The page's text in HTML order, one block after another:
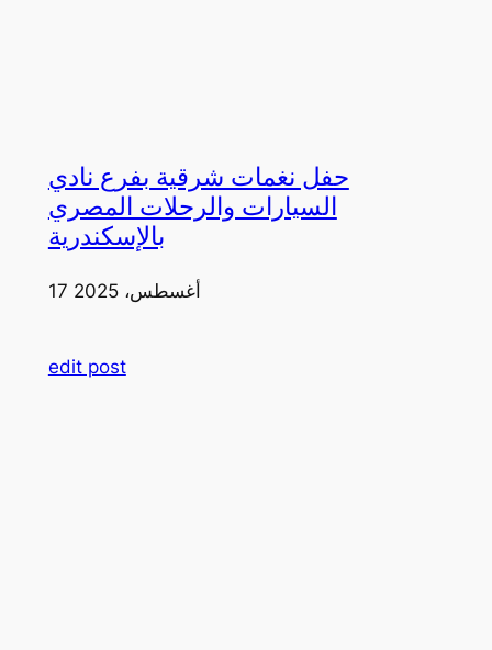
حفل نغمات شرقية بفرع نادي
السيارات والرحلات المصري
بالإسكندرية
17 أغسطس، 2025
edit post